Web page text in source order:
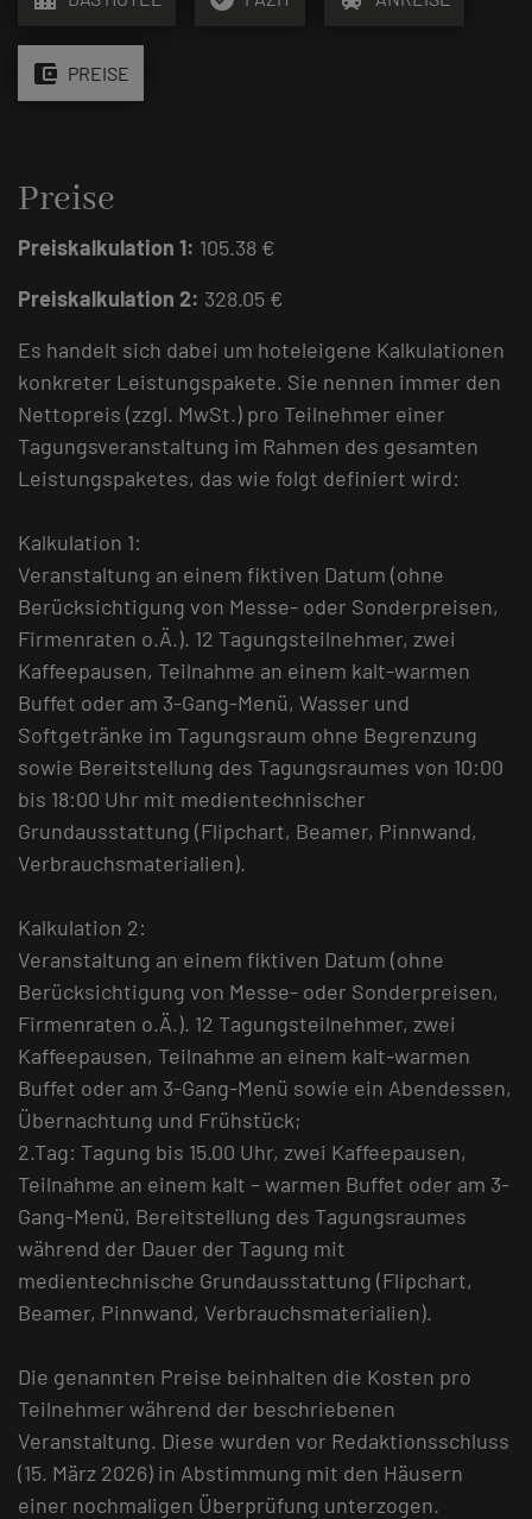
account_balance_wallet PREISE
Preise
Preiskalkulation 1: 105.38 €
Preiskalkulation 2: 328.05 €
Es handelt sich dabei um hoteleigene Kalkulationen
konkreter Leistungspakete. Sie nennen immer den
Nettopreis (zzgl. MwSt.) pro Teilnehmer einer
Tagungsveranstaltung im Rahmen des gesamten
Leistungspaketes, das wie folgt definiert wird:
Kalkulation 1:
Veranstaltung an einem fiktiven Datum (ohne
Berücksichtigung von Messe- oder Sonderpreisen,
Firmenraten o.Ä.). 12 Tagungsteilnehmer, zwei
Kaffeepausen, Teilnahme an einem kalt-warmen
Buffet oder am 3-Gang-Menü, Wasser und
Softgetränke im Tagungsraum ohne Begrenzung
sowie Bereitstellung des Tagungsraumes von 10:00
bis 18:00 Uhr mit medientechnischer
Grundausstattung (Flipchart, Beamer, Pinnwand,
Verbrauchsmaterialien).
Kalkulation 2:
Veranstaltung an einem fiktiven Datum (ohne
Berücksichtigung von Messe- oder Sonderpreisen,
Firmenraten o.Ä.). 12 Tagungsteilnehmer, zwei
Kaffeepausen, Teilnahme an einem kalt-warmen
Buffet oder am 3-Gang-Menü sowie ein Abendessen,
Übernachtung und Frühstück;
2.Tag: Tagung bis 15.00 Uhr, zwei Kaffeepausen,
Teilnahme an einem kalt – warmen Buffet oder am 3-
Gang-Menü, Bereitstellung des Tagungsraumes
während der Dauer der Tagung mit
medientechnische Grundausstattung (Flipchart,
Beamer, Pinnwand, Verbrauchsmaterialien).
Die genannten Preise beinhalten die Kosten pro
Teilnehmer während der beschriebenen
Veranstaltung. Diese wurden vor Redaktionsschluss
(15. März 2026) in Abstimmung mit den Häusern
einer nochmaligen Überprüfung unterzogen.